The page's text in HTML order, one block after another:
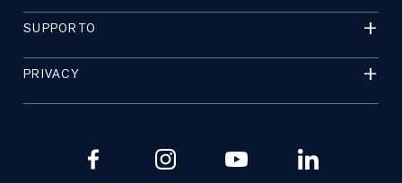
SUPPORTO
PRIVACY